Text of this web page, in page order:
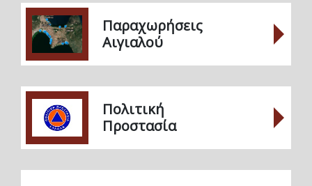
Παραχωρήσεις
Αιγιαλού
Πολιτική
Προστασία